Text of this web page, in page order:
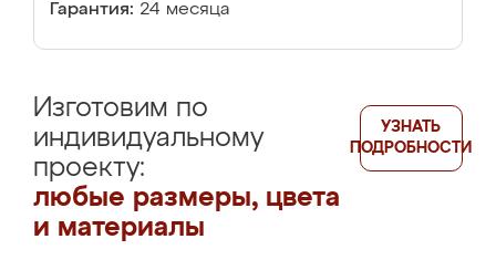
Гарантия: 24 месяца
Изготовим по
индивидуальному
проекту:
любые размеры, цвета
и материалы
УЗНАТЬ
ПОДРОБНОСТИ